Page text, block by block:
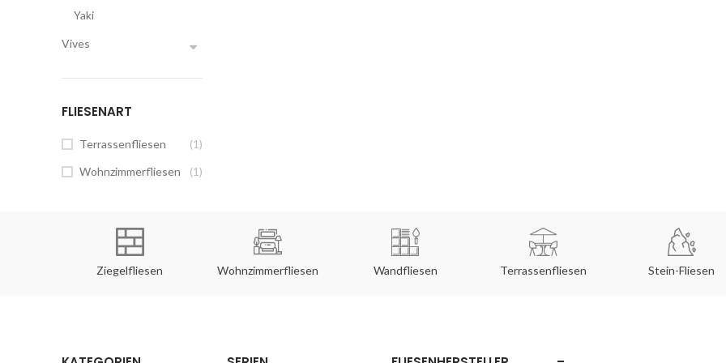
Yaki
Vives
FLIESENART
Terrassenfliesen
(1)
Wohnzimmerfliesen
(1)
Ziegelfliesen Wohnzimmerfliesen Wandfliesen Terrassenfliesen Stein-Fliesen